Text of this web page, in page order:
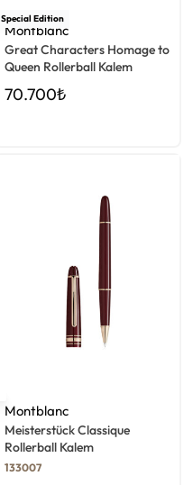
Special Edition
Montblanc
Great Characters Homage to
Queen Rollerball Kalem
70.700₺
Montblanc
Meisterstück Classique
Rollerball Kalem
133007